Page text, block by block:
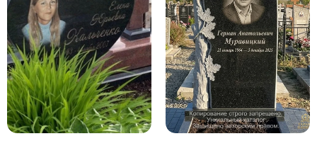
Барельефы
Кресты
Голуби
Распятие
Скорбящие
Цветы